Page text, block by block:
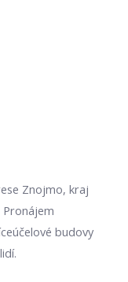
Znojmo, kraj
Pronájem
budovy